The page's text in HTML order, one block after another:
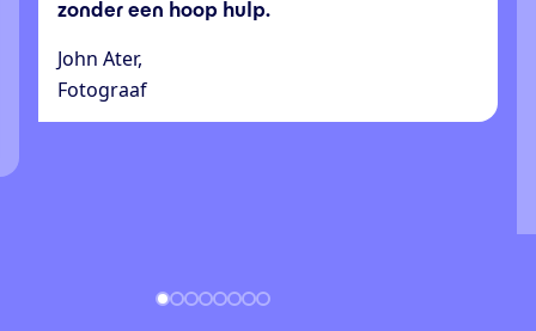
zonder een hoop hulp.
John Ater,
Fotograaf